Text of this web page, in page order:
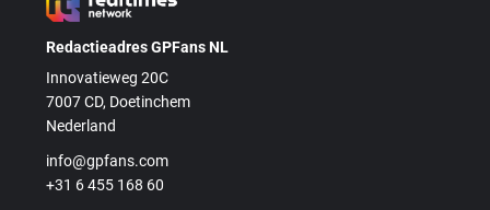
Redactieadres GPFans NL
Innovatieweg 20C
7007 CD, Doetinchem
Nederland
info@gpfans.com
+31 6 455 168 60